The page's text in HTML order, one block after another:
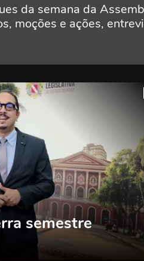
da semana da
moções e ações,
semestre